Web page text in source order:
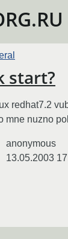
start?
redhat7.2
mne nuzno
anonymous
13.05.2003